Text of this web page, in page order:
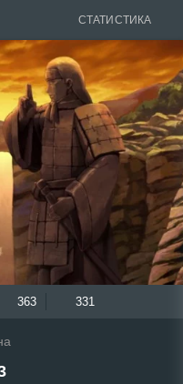
СТАТИСТИКА
363 331